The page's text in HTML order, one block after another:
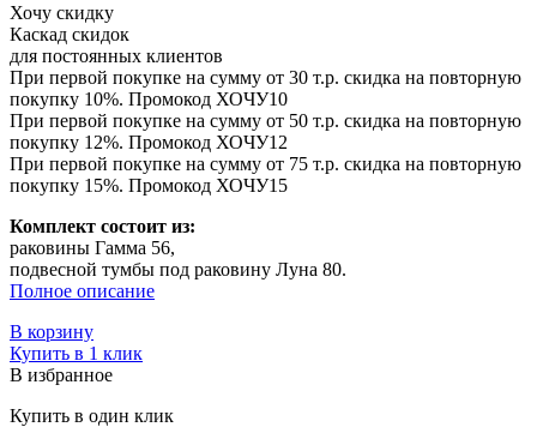
Хочу скидку
Каскад скидок
для постоянных клиентов
При первой покупке на сумму от 30 т.р. скидка на повторную
покупку 10%. Промокод ХОЧУ10
При первой покупке на сумму от 50 т.р. скидка на повторную
покупку 12%. Промокод ХОЧУ12
При первой покупке на сумму от 75 т.р. скидка на повторную
покупку 15%. Промокод ХОЧУ15
Комплект состоит из:
раковины Гамма 56,
подвесной тумбы под раковину Луна 80.
Полное описание
В корзину
Купить в 1 клик
В избранное
Купить в один клик